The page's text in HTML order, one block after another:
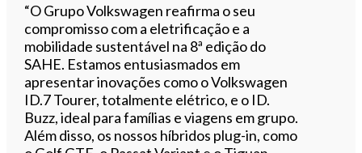
“O Grupo Volkswagen reafirma o seu
compromisso com a eletrificação e a
mobilidade sustentável na 8ª edição do
SAHE. Estamos entusiasmados em
apresentar inovações como o Volkswagen
ID.7 Tourer, totalmente elétrico, e o ID.
Buzz, ideal para famílias e viagens em grupo.
Além disso, os nossos híbridos plug-in, como